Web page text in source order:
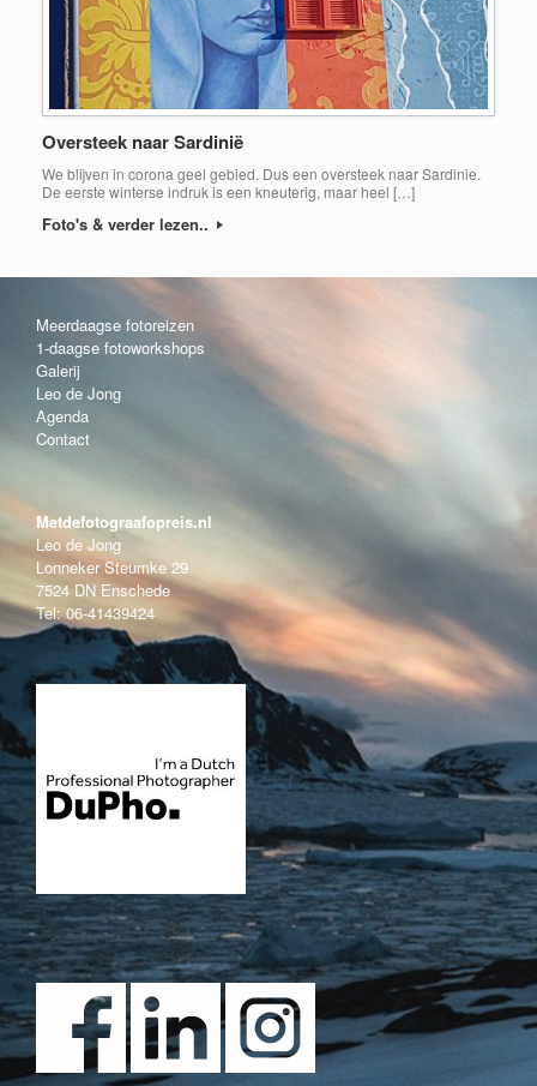
Oversteek naar Sardinië
We blijven in corona geel gebied. Dus een oversteek naar Sardinie.
De eerste winterse indruk is een kneuterig, maar heel […]
Foto's & verder lezen..
Meerdaagse fotoreizen
1-daagse fotoworkshops
Galerij
Leo de Jong
Agenda
Contact
Metdefotograafopreis.nl
Leo de Jong
Lonneker Steumke 29
7524 DN Enschede
Tel: 06-41439424